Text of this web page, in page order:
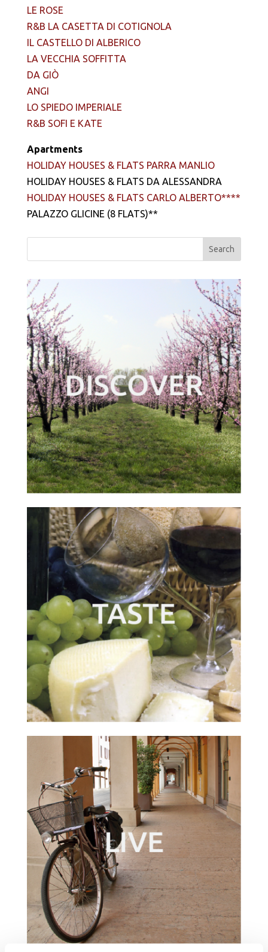
LE ROSE
R&B LA CASETTA DI COTIGNOLA
IL CASTELLO DI ALBERICO
LA VECCHIA SOFFITTA
DA GIÒ
ANGI
LO SPIEDO IMPERIALE
R&B SOFI E KATE
Apartments
HOLIDAY HOUSES & FLATS PARRA MANLIO
HOLIDAY HOUSES & FLATS DA ALESSANDRA
HOLIDAY HOUSES & FLATS CARLO ALBERTO****
PALAZZO GLICINE (8 FLATS)**